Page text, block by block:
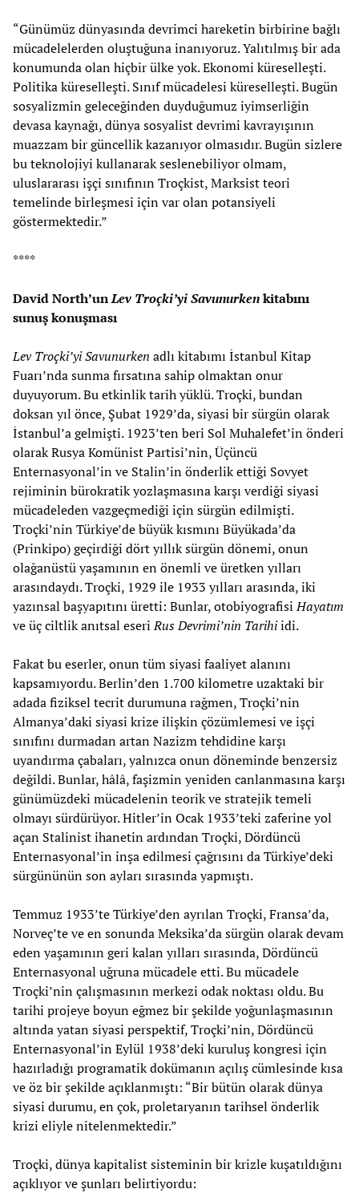
“Günümüz dünyasında devrimci hareketin birbirine bağlı
mücadelelerden oluştuğuna inanıyoruz. Yalıtılmış bir ada
konumunda olan hiçbir ülke yok. Ekonomi küreselleşti.
Politika küreselleşti. Sınıf mücadelesi küreselleşti. Bugün
sosyalizmin geleceğinden duyduğumuz iyimserliğin
devasa kaynağı, dünya sosyalist devrimi kavrayışının
muazzam bir güncellik kazanıyor olmasıdır. Bugün sizlere
bu teknolojiyi kullanarak seslenebiliyor olmam,
uluslararası işçi sınıfının Troçkist, Marksist teori
temelinde birleşmesi için var olan potansiyeli
göstermektedir.”
****
David North’unLev Troçki’yi Savunurkenkitabını
sunuş konuşması
Lev Troçki’yi Savunurken adlı kitabımı İstanbul Kitap
Fuarı’nda sunma fırsatına sahip olmaktan onur
duyuyorum. Bu etkinlik tarih yüklü. Troçki, bundan
doksan yıl önce, Şubat 1929’da, siyasi bir sürgün olarak
İstanbul’a gelmişti. 1923’ten beri Sol Muhalefet’in önderi
olarak Rusya Komünist Partisi’nin, Üçüncü
Enternasyonal’in ve Stalin’in önderlik ettiği Sovyet
rejiminin bürokratik yozlaşmasına karşı verdiği siyasi
mücadeleden vazgeçmediği için sürgün edilmişti.
Troçki’nin Türkiye’de büyük kısmını Büyükada’da
(Prinkipo) geçirdiği dört yıllık sürgün dönemi, onun
olağanüstü yaşamının en önemli ve üretken yılları
arasındaydı. Troçki, 1929 ile 1933 yılları arasında, iki
yazınsal başyapıtını üretti: Bunlar, otobiyografisiHayatım
ve üç ciltlik anıtsal eseriRus Devrimi’nin Tarihiidi.
Fakat bu eserler, onun tüm siyasi faaliyet alanını
kapsamıyordu. Berlin’den 1.700 kilometre uzaktaki bir
adada fiziksel tecrit durumuna rağmen, Troçki’nin
Almanya’daki siyasi krize ilişkin çözümlemesi ve işçi
sınıfını durmadan artan Nazizm tehdidine karşı
uyandırma çabaları, yalnızca onun döneminde benzersiz
değildi. Bunlar, hâlâ, faşizmin yeniden canlanmasına karşı
günümüzdeki mücadelenin teorik ve stratejik temeli
olmayı sürdürüyor. Hitler’in Ocak 1933’teki zaferine yol
açan Stalinist ihanetin ardından Troçki, Dördüncü
Enternasyonal’in inşa edilmesi çağrısını da Türkiye’deki
sürgününün son ayları sırasında yapmıştı.
Temmuz 1933’te Türkiye’den ayrılan Troçki, Fransa’da,
Norveç’te ve en sonunda Meksika’da sürgün olarak devam
eden yaşamının geri kalan yılları sırasında, Dördüncü
Enternasyonal uğruna mücadele etti. Bu mücadele
Troçki’nin çalışmasının merkezi odak noktası oldu. Bu
tarihi projeye boyun eğmez bir şekilde yoğunlaşmasının
altında yatan siyasi perspektif, Troçki’nin, Dördüncü
Enternasyonal’in Eylül 1938’deki kuruluş kongresi için
hazırladığı programatik dokümanın açılış cümlesinde kısa
ve öz bir şekilde açıklanmıştı: “Bir bütün olarak dünya
siyasi durumu, en çok, proletaryanın tarihsel önderlik
krizi eliyle nitelenmektedir.”
Troçki, dünya kapitalist sisteminin bir krizle kuşatıldığını
açıklıyor ve şunları belirtiyordu: